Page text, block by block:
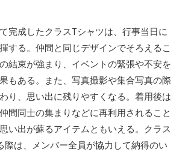
完成したクラスTシャツは、行事当日に
する。仲間と同じデザインでそろえるこ
結束が強まり、イベントの緊張や不安を
もある。また、写真撮影や集合写真の際
り、思い出に残りやすくなる。着用後は
間同士の集まりなどに再利用されること
い出が蘇るアイテムともいえる。クラス
際は、メンバー全員が協力して納得のい